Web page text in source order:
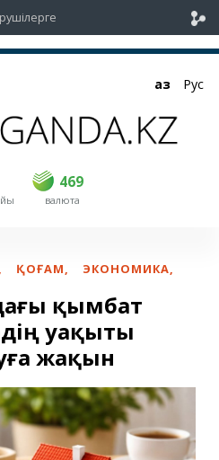
Қаз Рус
469
467 469
валюта
ҚОҒАМ, ЭКОНОМИКА,
қымбат
уақыты
жақын